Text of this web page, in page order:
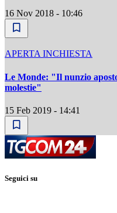
16 Nov 2018 - 10:46
APERTA INCHIESTA
Le Monde: "Il nunzio
molestie"
15 Feb 2019 - 14:41
Seguici su